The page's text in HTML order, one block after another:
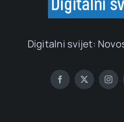
Digitalni svijet: